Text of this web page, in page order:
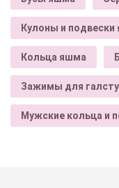
Кулоны и
Кольца яшма
Зажимы для
Мужские кольца и